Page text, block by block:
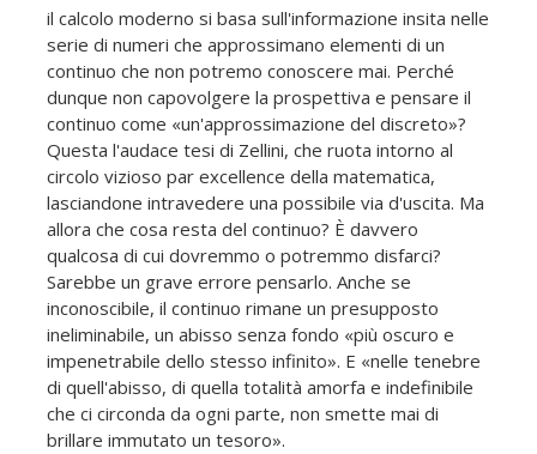
il calcolo moderno si basa sull'informazione insita nelle
serie di numeri che approssimano elementi di un
continuo che non potremo conoscere mai. Perché
dunque non capovolgere la prospettiva e pensare il
continuo come «un'approssimazione del discreto»?
Questa l'audace tesi di Zellini, che ruota intorno al
circolo vizioso par excellence della matematica,
lasciandone intravedere una possibile via d'uscita. Ma
allora che cosa resta del continuo? È davvero
qualcosa di cui dovremmo o potremmo disfarci?
Sarebbe un grave errore pensarlo. Anche se
inconoscibile, il continuo rimane un presupposto
ineliminabile, un abisso senza fondo «più oscuro e
impenetrabile dello stesso infinito». E «nelle tenebre
di quell'abisso, di quella totalità amorfa e indefinibile
che ci circonda da ogni parte, non smette mai di
brillare immutato un tesoro».